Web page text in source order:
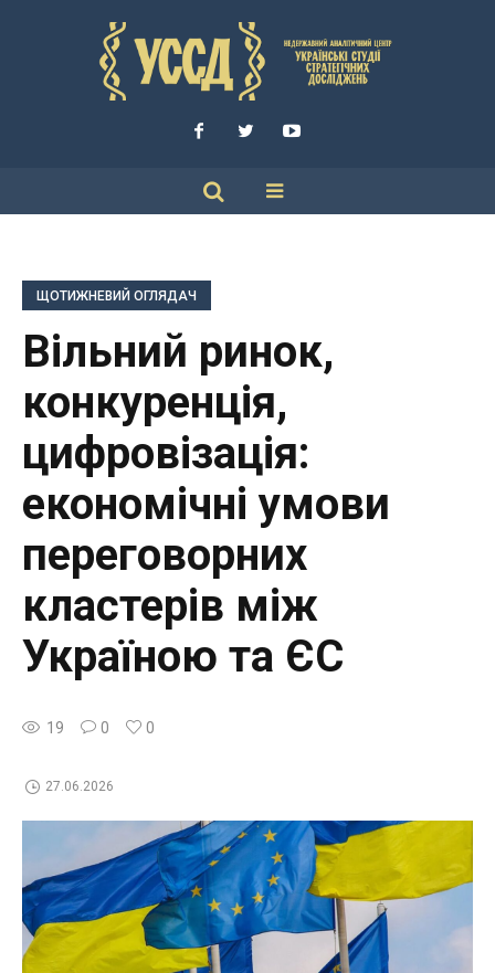
ЩОТИЖНЕВИЙ ОГЛЯДАЧ
Вільний ринок,
конкуренція,
цифровізація:
економічні умови
переговорних
кластерів між
Україною та ЄС
19 0 0
27.06.2026